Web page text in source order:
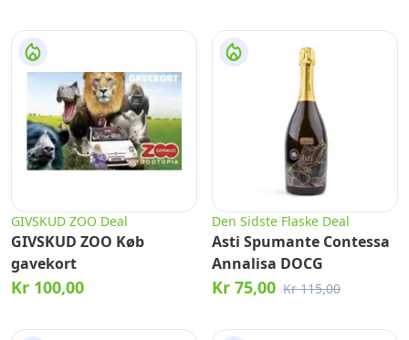
GIVSKUD ZOO Deal
GIVSKUD ZOO Køb
gavekort
Kr 100,00
Den Sidste Flaske Deal
Asti Spumante Contessa
Annalisa DOCG
Kr 75,00 Kr 115,00